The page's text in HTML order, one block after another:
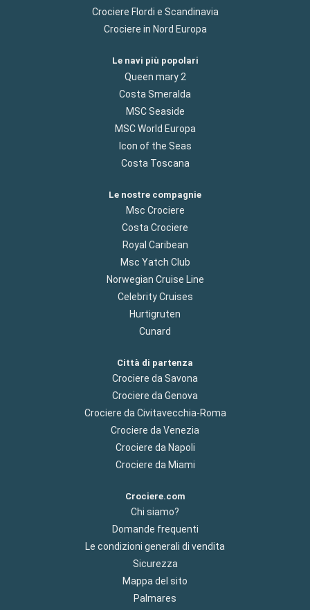
Crociere Flordi e Scandinavia
Crociere in Nord Europa
Le navi più popolari
Queen mary 2
Costa Smeralda
MSC Seaside
MSC World Europa
Icon of the Seas
Costa Toscana
Le nostre compagnie
Msc Crociere
Costa Crociere
Royal Caribean
Msc Yatch Club
Norwegian Cruise Line
Celebrity Cruises
Hurtigruten
Cunard
Città di partenza
Crociere da Savona
Crociere da Genova
Crociere da Civitavecchia-Roma
Crociere da Venezia
Crociere da Napoli
Crociere da Miami
Crociere.com
Chi siamo?
Domande frequenti
Le condizioni generali di vendita
Sicurezza
Mappa del sito
Palmares